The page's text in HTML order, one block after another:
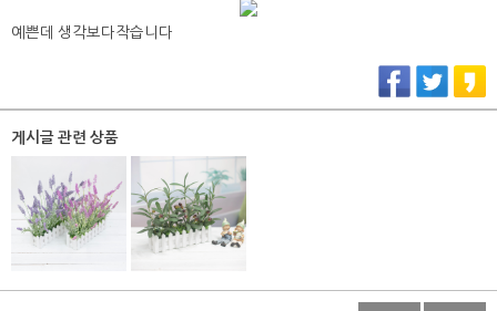
예쁜데 생각보다작습니다
게시글 관련 상품